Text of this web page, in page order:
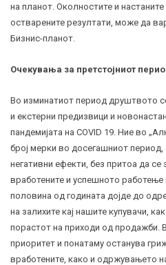
на планот. Околностите и
остварените резултати, може да
Бизнис-планот.
Очекувања за претстојниот
Во изминатиот период друштвото
и екстерни предизвици и
пандемијата на COVID 19. Ние во
број мерки во досегашниот
негативни ефекти, без притоа да се
вработените и успешното
половина од годината дојде до
на залихите кај нашите купувачи,
порастот на приходи од продажби.
приоритет и понатаму останува
вработените, како и одржувањето